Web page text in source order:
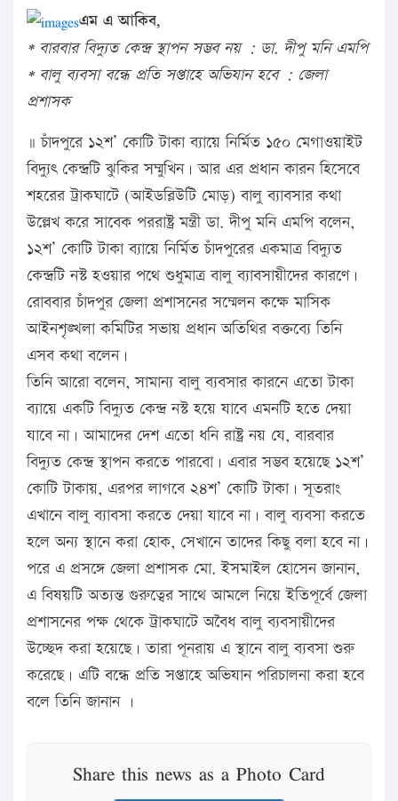
এম এ আকিব,
*বারবার বিদ্যুত কেন্দ্র স্থাপন সম্ভব নয় : ডা. দীপু মনি এমপি
*বালু ব্যবসা বন্ধে প্রতি সপ্তাহে অভিযান হবে : জেলা
প্রশাসক
॥ চাঁদপুরে ১২শ’ কোটি টাকা ব্যায়ে নির্মিত ১৫০ মেগাওয়াইট
বিদ্যুৎ কেন্দ্রটি ঝুকির সম্মুখিন। আর এর প্রধান কারন হিসেবে
শহরের ট্রাকঘাটে (আইডব্লিউটি মোড়) বালু ব্যাবসার কথা
উল্লেখ করে সাবেক পররাষ্ট্র মন্ত্রী ডা. দীপু মনি এমপি বলেন,
১২শ’ কোটি টাকা ব্যায়ে নির্মিত চাঁদপুরের একমাত্র বিদ্যুত
কেন্দ্রটি নস্ট হওয়ার পথে শুধুমাত্র বালু ব্যাবসায়ীদের কারণে।
রোববার চাঁদপুর জেলা প্রশাসনের সম্মেলন কক্ষে মাসিক
আইনশৃঙ্খলা কমিটির সভায় প্রধান অতিথির বক্তব্যে তিনি
এসব কথা বলেন।
তিনি আরো বলেন, সামান্য বালু ব্যবসার কারনে এতো টাকা
ব্যায়ে একটি বিদ্যুত কেন্দ্র নস্ট হয়ে যাবে এমনটি হতে দেয়া
যাবে না। আমাদের দেশ এতো ধনি রাষ্ট্র নয় যে, বারবার
বিদ্যুত কেন্দ্র স্থাপন করতে পারবো। এবার সম্ভব হয়েছে ১২শ’
কোটি টাকায়, এরপর লাগবে ২৪শ’ কোটি টাকা। সূতরাং
এখানে বালু ব্যাবসা করতে দেয়া যাবে না। বালু ব্যবসা করতে
হলে অন্য স্থানে করা হোক, সেখানে তাদের কিছু বলা হবে না।
পরে এ প্রসঙ্গে জেলা প্রশাসক মো. ইসমাইল হোসেন জানান,
এ বিষয়টি অত্যন্ত গুরুত্বের সাথে আমলে নিয়ে ইতিপূর্বে জেলা
প্রশাসনের পক্ষ থেকে ট্রাকঘাটে অবৈধ বালু ব্যবসায়ীদের
উচ্ছেদ করা হয়েছে। তারা পূনরায় এ স্থানে বালু ব্যবসা শুরু
করেছে। এটি বন্ধে প্রতি সপ্তাহে অভিযান পরিচালনা করা হবে
বলে তিনি জানান ।
Share this news as a Photo Card